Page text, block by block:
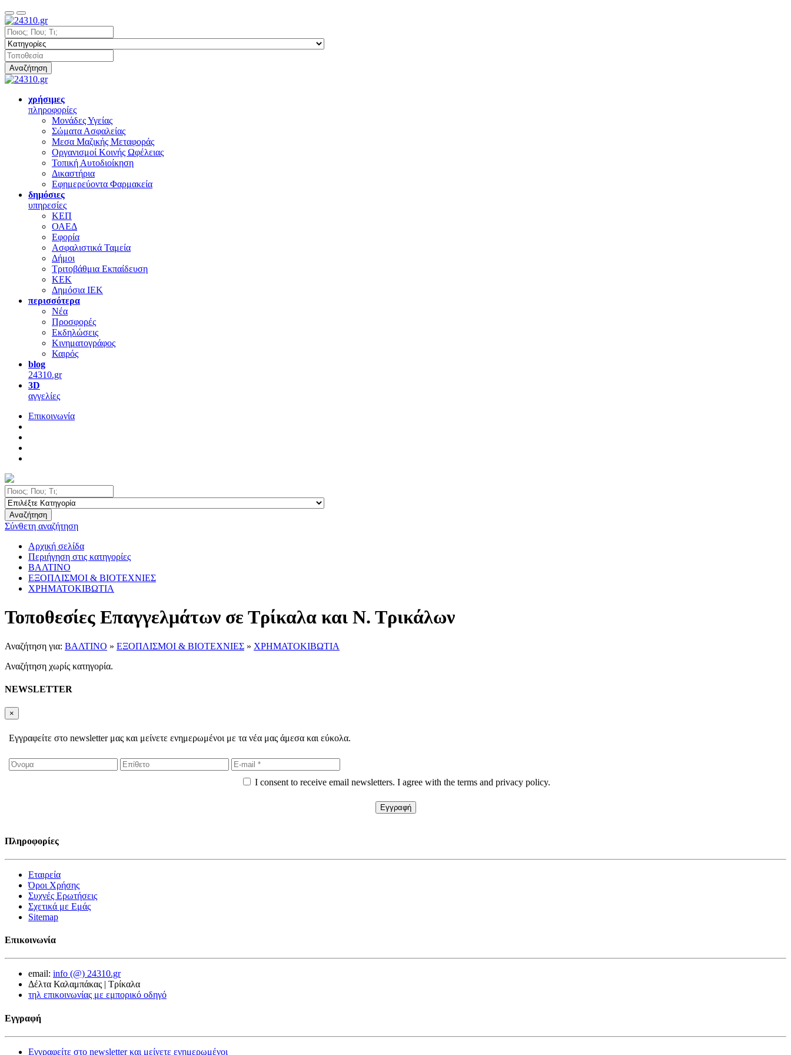
Αναζήτηση
χρήσιμες
πληροφορίες
Μονάδες Υγείας
Σώματα Ασφαλείας
Μεσα Μαζικής Μεταφοράς
Οργανισμοί Κοινής Ωφέλειας
Τοπική Αυτοδιοίκηση
Δικαστήρια
Εφημερεύοντα Φαρμακεία
δημόσιες
υπηρεσίες
ΚΕΠ
ΟΑΕΔ
Εφορία
Ασφαλιστικά Ταμεία
Δήμοι
Τριτοβάθμια Εκπαίδευση
ΚΕΚ
Δημόσια ΙΕΚ
περισσότερα
Νέα
Προσφορές
Εκδηλώσεις
Κινηματογράφος
Καιρός
blog
24310.gr
3D
αγγελίες
Επικοινωνία
Αναζήτηση
Σύνθετη αναζήτηση
Αρχική σελίδα
Περιήγηση στις κατηγορίες
ΒΑΛΤΙΝΟ
ΕΞΟΠΛΙΣΜΟΙ & ΒΙΟΤΕΧΝΙΕΣ
ΧΡΗΜΑΤΟΚΙΒΩΤΙΑ
Τοποθεσίες Επαγγελμάτων σε Τρίκαλα και Ν. Τρικάλων
Αναζήτηση για: ΒΑΛΤΙΝΟ » ΕΞΟΠΛΙΣΜΟΙ & ΒΙΟΤΕΧΝΙΕΣ » ΧΡΗΜΑΤΟΚΙΒΩΤΙΑ
Αναζήτηση χωρίς κατηγορία.
NEWSLETTER
×
Εγγραφείτε στο newsletter μας και μείνετε ενημερωμένοι με τα νέα μας άμεσα και εύκολα.
I consent to receive email newsletters. I agree with the terms and privacy policy.
Πληροφορίες
Εταιρεία
Όροι Χρήσης
Συχνές Ερωτήσεις
Σχετικά με Εμάς
Sitemap
Επικοινωνία
email: info (@) 24310.gr
Δέλτα Καλαμπάκας | Τρίκαλα
τηλ επικοινωνίας με εμπορικό οδηγό
Εγγραφή
Εγγραφείτε στο newsletter και μείνετε ενημερωμένοι